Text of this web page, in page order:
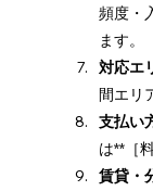
頻度・
ます。
対応エ
間エリ
支払い
は**［
賃貸・